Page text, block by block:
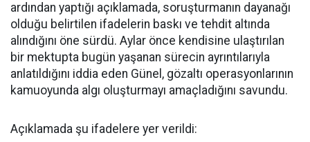
ardından yaptığı açıklamada, soruşturmanın dayanağı
olduğu belirtilen ifadelerin baskı ve tehdit altında
alındığını öne sürdü. Aylar önce kendisine ulaştırılan
bir mektupta bugün yaşanan sürecin ayrıntılarıyla
anlatıldığını iddia eden Günel, gözaltı operasyonlarının
kamuoyunda algı oluşturmayı amaçladığını savundu.
Açıklamada şu ifadelere yer verildi: